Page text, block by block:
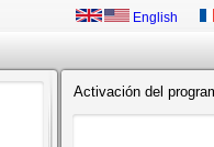
English
Activación del